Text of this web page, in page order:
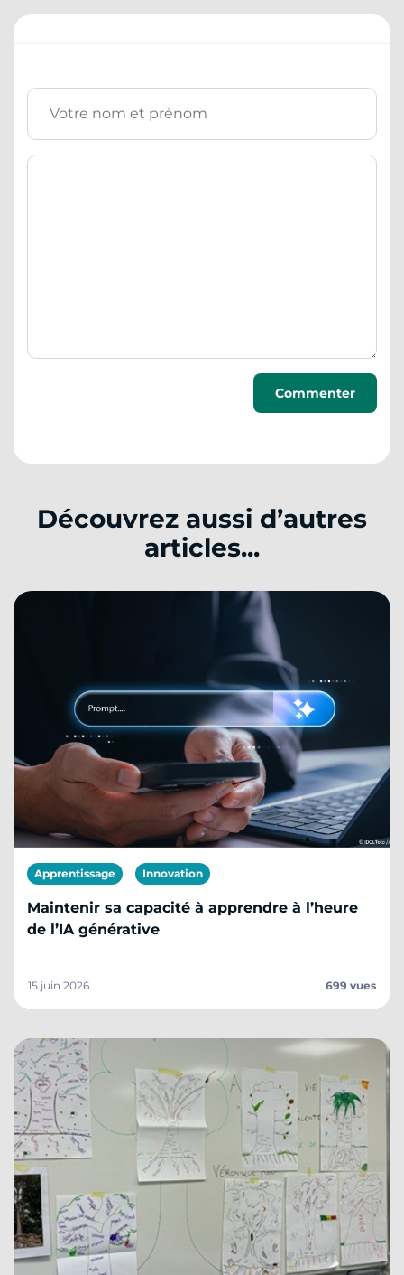
Découvrez aussi d’autres
articles...
Apprentissage Innovation
Maintenir sa capacité à apprendre à l’heure
de l’IA générative
15 juin 2026 699 vues